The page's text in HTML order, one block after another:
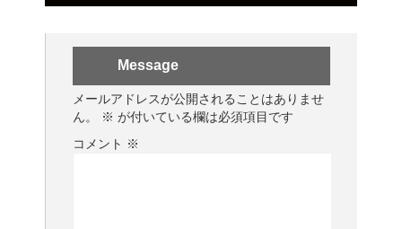
Message
メールアドレスが公開されることはありませ
ん。
※ が付いている欄は必須項目です
コメント ※